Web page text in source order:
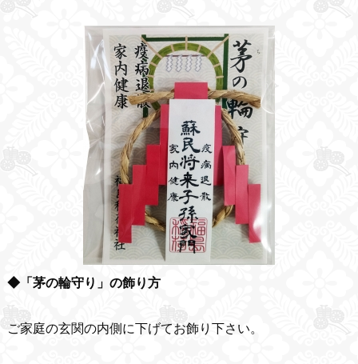
◆「茅の輪守り」の飾り方
ご家庭の玄関の内側に下げてお飾り下さい。